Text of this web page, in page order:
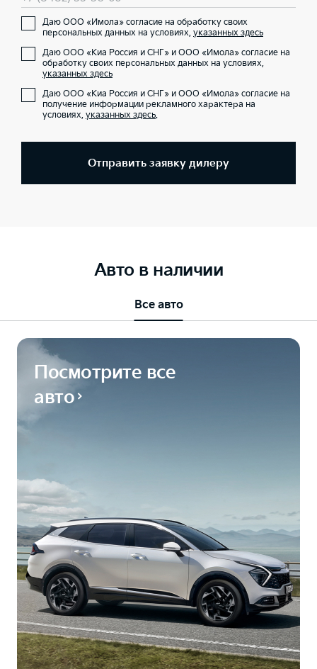
Даю ООО «Имола» согласие на обработку своих
персональных данных на условиях, указанных здесь
Даю ООО «Киа Россия и СНГ» и ООО «Имола» согласие на
обработку своих персональных данных на условиях,
указанных здесь
Даю ООО «Киа Россия и СНГ» и ООО «Имола» согласие на
получение информации рекламного характера на
условиях, указанных здесь.
Отправить заявку дилеру
Авто в наличии
Все авто
Посмотрите все
авто